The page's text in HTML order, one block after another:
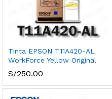
Tinta EPSON T11A420-AL
WorkForce Yellow Original
S/250.00